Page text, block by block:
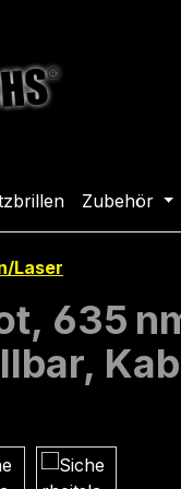
Zubehör
Laser
635